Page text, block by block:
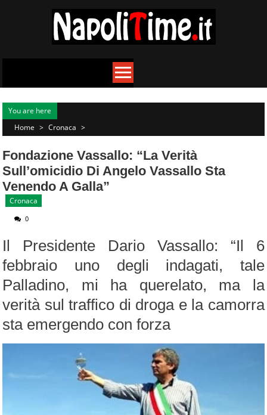
You are here
Home > Cronaca >
Fondazione Vassallo: “La Verità
Sull’omicidio Di Angelo Vassallo Sta
Venendo A Galla”
Cronaca
0
Il Presidente Dario Vassallo: “Il 6
febbraio uno degli indagati, tale
Palladino, mi ha querelato, ma la
verità sul traffico di droga e la camorra
sta emergendo con forza